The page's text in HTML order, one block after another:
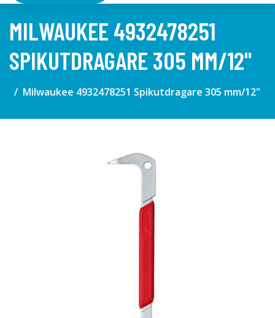
MILWAUKEE 4932478251
SPIKUTDRAGARE 305 MM/12"
Milwaukee 4932478251 Spikutdragare 305 mm/12"